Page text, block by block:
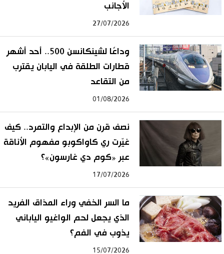
الأجانب
27/07/2026
وداعًا لشينكانسن 500.. أحد أشهر
قطارات الطلقة في اليابان يقترب
من التقاعد
01/08/2026
نصف قرن من الإبداع والتمرد.. كيف
غيّرت ري كاواكوبو مفهوم الأناقة
عبر «كوم دي غارسون»؟
17/07/2026
ما السر الخفي وراء المذاق الفريد
الذي يجعل لحم الواغيو الياباني
يذوب في الفم؟
15/07/2026